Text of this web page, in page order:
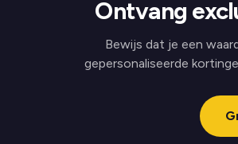
Ontvang
Bewijs dat je een
gepersonaliseerde